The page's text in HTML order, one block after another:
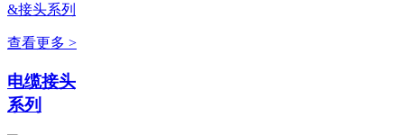
查看更多 >
电缆接头
系列